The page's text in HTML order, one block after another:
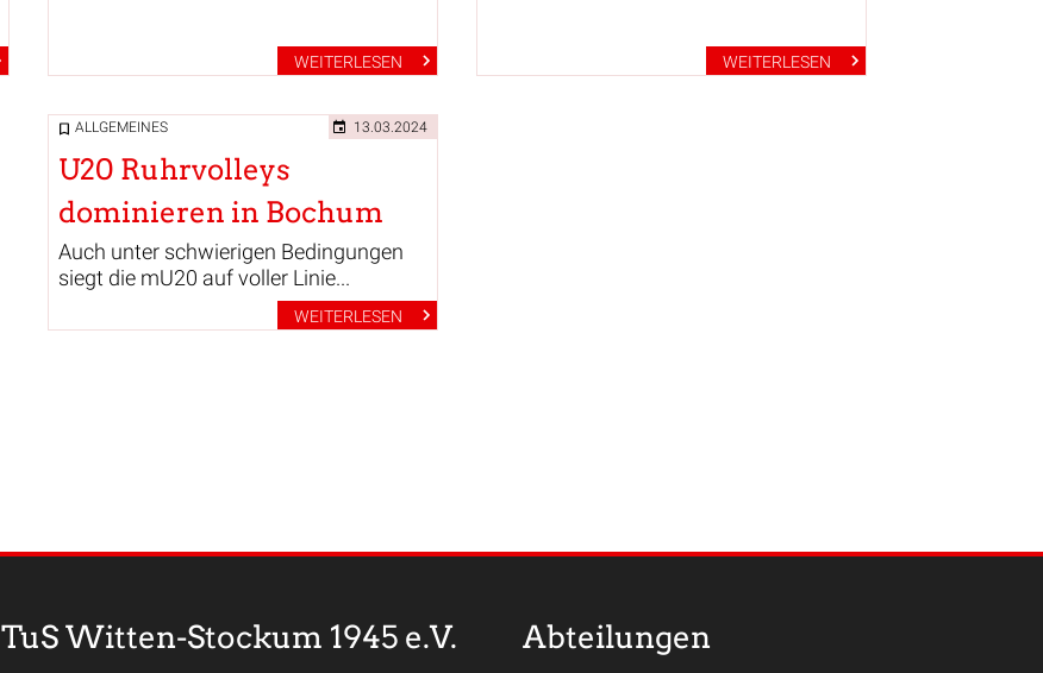
WEITERLESEN WEITERLESEN
ALLGEMEINES 13.03.2024
U20 Ruhrvolleys
dominieren in Bochum
Auch unter schwierigen Bedingungen
siegt die mU20 auf voller Linie...
WEITERLESEN
TuS Witten-Stockum 1945 e.V. Abteilungen